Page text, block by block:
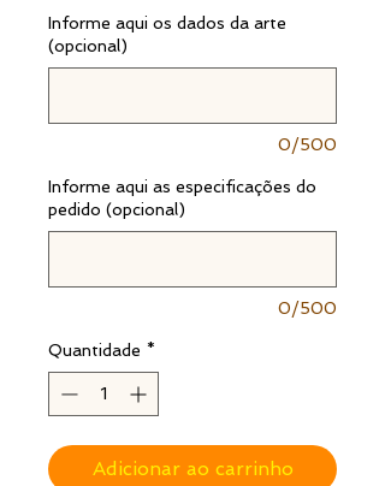
Informe aqui os dados da arte
(opcional)
0/500
Informe aqui as especificações do
pedido (opcional)
0/500
Quantidade *
Adicionar ao carrinho